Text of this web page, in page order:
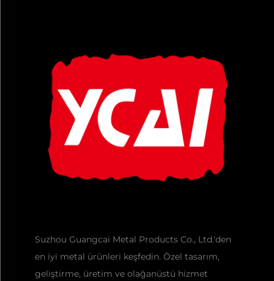
Suzhou Guangcai Metal Products Co., Ltd.'den
en iyi metal ürünleri keşfedin. Özel tasarım,
geliştirme, üretim ve olağanüstü hizmet